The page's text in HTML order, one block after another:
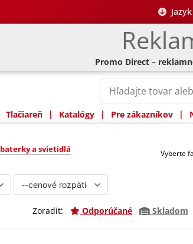
Jazyk
Promo Direct –
Tlačiareň | Katalógy | Pre zákazníkov |
baterky a svietidlá Vyberte
Zoradiť: Odporúčané Skladom